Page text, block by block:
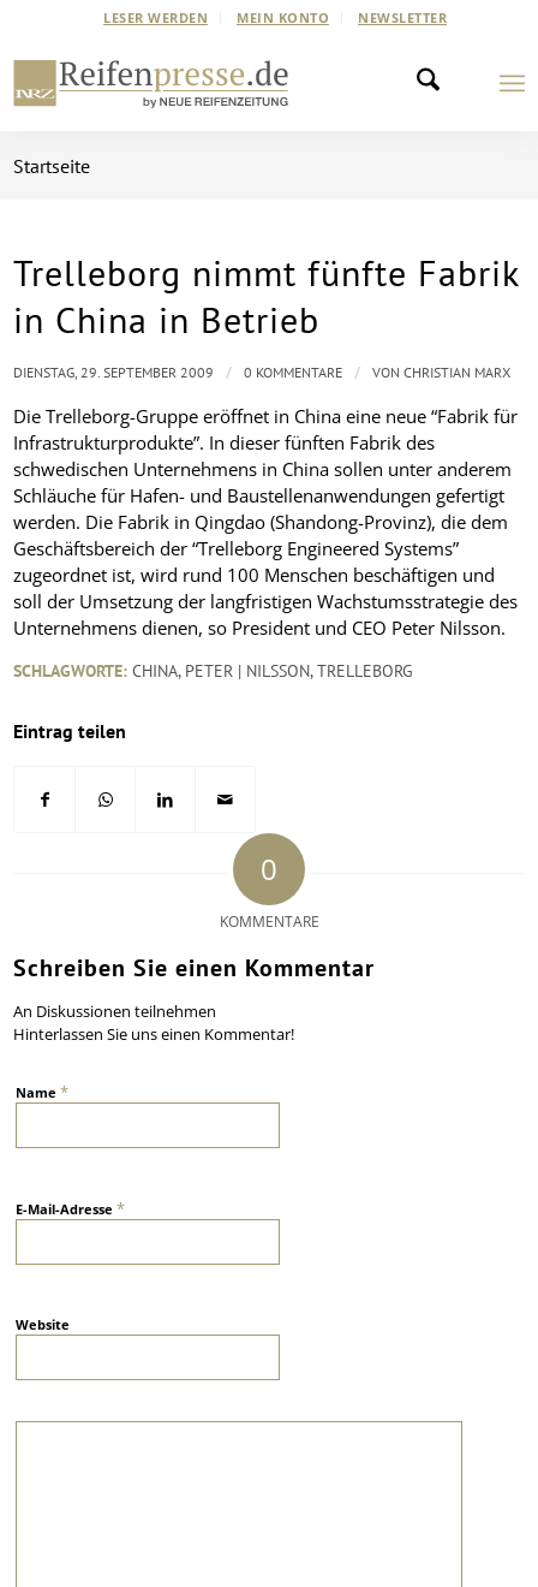
LESER WERDEN MEIN KONTO NEWSLETTER
Startseite
Trelleborg nimmt fünfte Fabrik
in China in Betrieb
Die Trelleborg-Gruppe eröffnet in China eine neue “Fabrik für
Infrastrukturprodukte”. In dieser fünften Fabrik des
schwedischen Unternehmens in China sollen unter anderem
Schläuche für Hafen- und Baustellenanwendungen gefertigt
werden. Die Fabrik in Qingdao (Shandong-Provinz), die dem
Geschäftsbereich der “Trelleborg Engineered Systems”
zugeordnet ist, wird rund 100 Menschen beschäftigen und
soll der Umsetzung der langfristigen Wachstumsstrategie des
Unternehmens dienen, so President und CEO Peter Nilsson.
DIENSTAG, 29. SEPTEMBER 2009 / 0 KOMMENTARE / VONCHRISTIAN MARX
SCHLAGWORTE: CHINA, PETER | NILSSON,TRELLEBORG
Eintrag teilen
0
KOMMENTARE
Schreiben Sie einen Kommentar
An Diskussionen teilnehmen
Hinterlassen Sie uns einen Kommentar!
Name*
E-Mail-Adresse*
Website